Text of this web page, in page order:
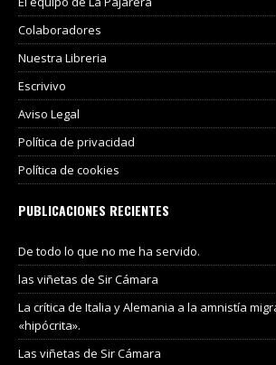
Colaboradores
Nuestra Libreria
Escrivivo
Aviso Legal
Política de privacidad
Política de cookies
PUBLICACIONES RECIENTES
De todo lo que no me ha servido.
las viñetas de Sir Cámara
La crítica de Italia y Alemania a la amnistía
«hipócrita».
Las viñetas de Sir Cámara